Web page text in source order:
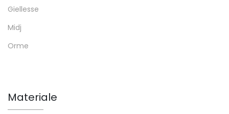
Giellesse
Midj
Orme
Materiale